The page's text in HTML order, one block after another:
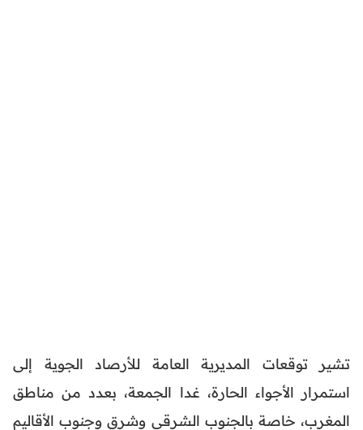
تشير توقعات المديرية العامة للأرصاد الجوية إلى
استمرار الأجواء الحارة، غدا الجمعة، بعدد من مناطق
المغرب، خاصة بالجنوب الشرقي وشرق وجنوب الأقاليم